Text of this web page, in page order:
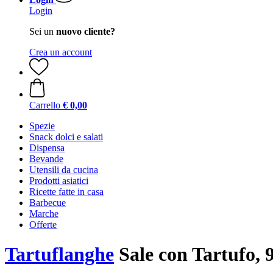
Login
Sei un nuovo cliente?
Crea un account
Carrello € 0,00
Spezie
Snack dolci e salati
Dispensa
Bevande
Utensili da cucina
Prodotti asiatici
Ricette fatte in casa
Barbecue
Marche
Offerte
Tartuflanghe Sale con Tartufo,